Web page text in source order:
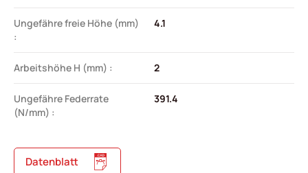
Ungefähre freie Höhe (mm)
:
4.1
Arbeitshöhe H (mm) : 2
Ungefähre Federrate
(N/mm) :
391.4
Datenblatt